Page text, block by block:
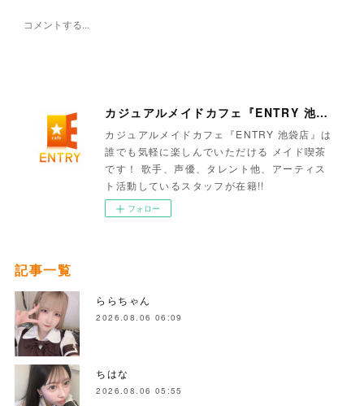
カジュアルメイドカフェ『ENTRY 池袋店』
カジュアルメイドカフェ『ENTRY 池袋店』は
誰でも気軽に楽しんでいただける メイド喫茶
です！ 歌手、声優、タレント他、アーティス
ト活動しているスタッフが在籍!!
フォロー
記事一覧
ららちゃん
2026.08.06 06:09
ちはな
2026.08.06 05:55